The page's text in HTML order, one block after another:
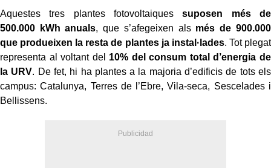
Aquestes tres plantes fotovoltaiquessuposen més de
500.000 kWh anuals, que s’afegeixen als més de 900.000
que produeixen la resta de plantes ja instal·lades. Tot plegat
representa al voltant del 10% del consum total d’energia de
la URV. De fet, hi ha plantes a la majoria d’edificis de tots els
campus: Catalunya, Terres de l’Ebre, Vila-seca, Sescelades i
Bellissens.